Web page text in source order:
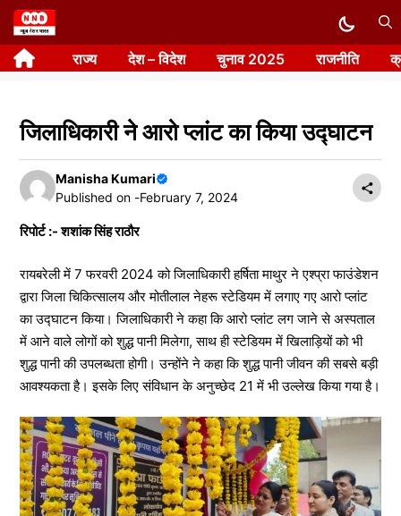
Skip
to
content राज्य देश – विदेश चुनाव 2025 राजनीति
जिलाधिकारी ने आरो प्लांट का किया उद्घाटन
Manisha Kumari
Published on -February 7, 2024
रिपोर्ट :- शशांक सिंह राठौर
रायबरेली में 7 फरवरी 2024 को जिलाधिकारी हर्षिता माथुर ने एश्प्रा फाउंडेशन
द्वारा जिला चिकित्सालय और मोतीलाल नेहरू स्टेडियम में लगाए गए आरो प्लांट
का उद्घाटन किया। जिलाधिकारी ने कहा कि आरो प्लांट लग जाने से अस्पताल
में आने वाले लोगों को शुद्ध पानी मिलेगा, साथ ही स्टेडियम में खिलाड़ियों को भी
शुद्ध पानी की उपलब्धता होगी। उन्होंने ने कहा कि शुद्ध पानी जीवन की सबसे बड़ी
आवश्यकता है। इसके लिए संविधान के अनुच्छेद 21 में भी उल्लेख किया गया है।